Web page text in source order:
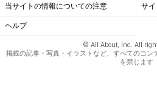
当サイトの情報についての注意 サ
ヘルプ
© All About, Inc. All
掲載の記事・写真・イラストなど、すべてのコン
を禁じます